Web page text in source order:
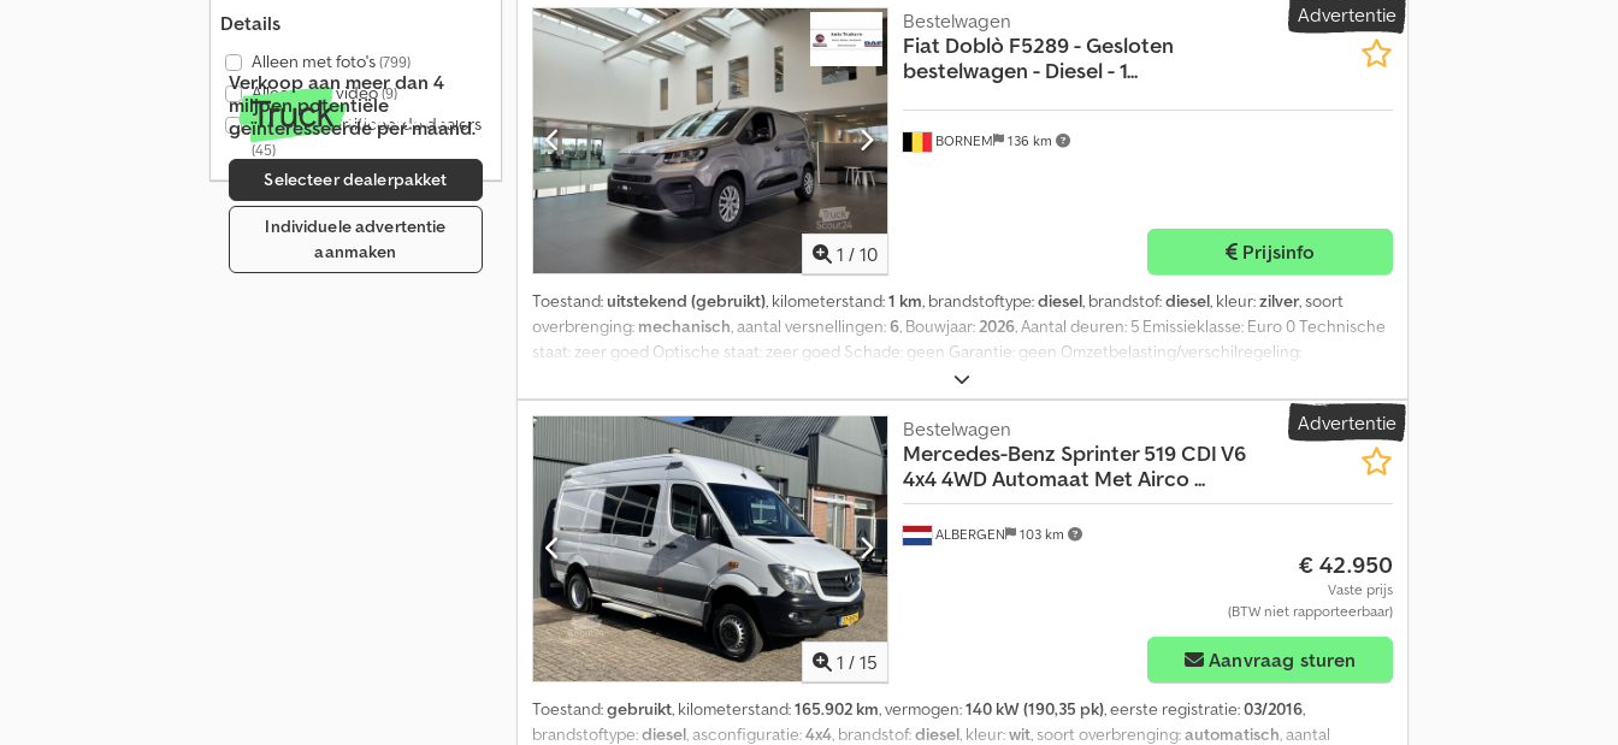
Details
Alleen met foto's(799)
Alleen met video(9)
Alleen gecertificeerde dealers
(45)
Verkoop aan meer dan 4
miljoen potentiële
geïnteresseerde per maand.
Selecteer dealerpakket
Individuele advertentie
aanmaken
Advertentie
1 / 10
BORNEM 136 km
Bestelwagen
Fiat Doblò F5289 - Gesloten
bestelwagen - Diesel - 1...
Prijsinfo
Toestand:uitstekend (gebruikt), kilometerstand:1 km, brandstoftype:diesel, brandstof:diesel, kleur:zilver, soort
overbrenging: mechanisch, aantal versnellingen:6, Bouwjaar:2026, Aantal deuren: 5 Emissieklasse: Euro 0 Technische
staat: zeer goed Optische staat: zeer goed Schade: geen Garantie: geen Omzetbelasting/verschilregeling:
Advertentie
1 / 15
ALBERGEN 103 km
Bestelwagen
Mercedes-Benz Sprinter 519 CDI V6
4x4 4WD Automaat Met Airco ...
€ 42.950
Vaste prijs
(BTW niet rapporteerbaar)
Aanvraag sturen
Toestand:gebruikt, kilometerstand:165.902 km, vermogen:140 kW (190,35 pk), eerste registratie:03/2016,
brandstoftype:diesel, asconfiguratie:4x4, brandstof:diesel, kleur:wit, soort overbrenging:automatisch, aantal